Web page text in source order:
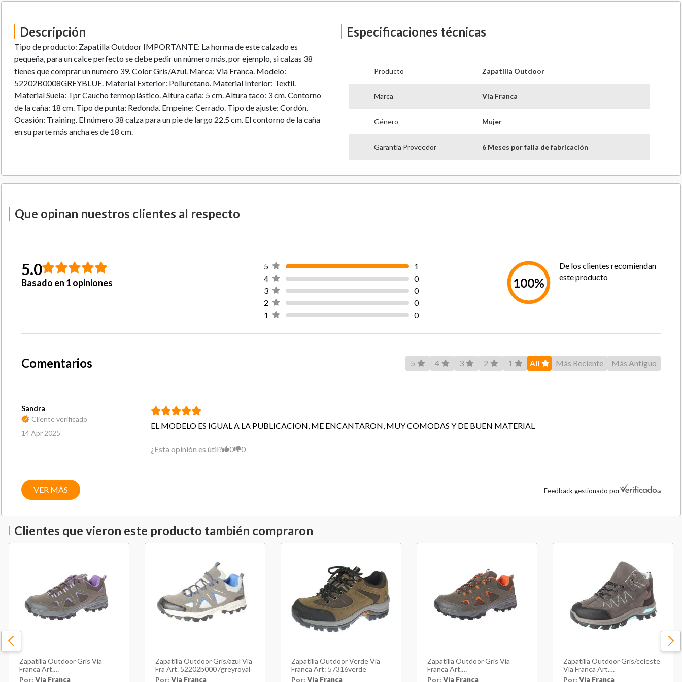
Descripción
Tipo de producto: Zapatilla Outdoor IMPORTANTE: La horma de este calzado es
pequeña, para un calce perfecto se debe pedir un número más, por ejemplo, si calzas 38
tienes que comprar un numero 39. Color Gris/Azul. Marca: Via Franca. Modelo:
52202B0008GREYBLUE. Material Exterior: Poliuretano. Material Interior: Textil.
Material Suela: Tpr Caucho termoplástico. Altura caña: 5 cm. Altura taco: 3 cm. Contorno
de la caña: 18 cm. Tipo de punta: Redonda. Empeine: Cerrado. Tipo de ajuste: Cordón.
Ocasión: Training. El número 38 calza para un pie de largo 22,5 cm. El contorno de la caña
en su parte más ancha es de 18 cm.
Especificaciones técnicas
Producto Zapatilla Outdoor
Marca Vía Franca
Género Mujer
Garantía Proveedor 6 Meses por falla de fabricación
Que opinan nuestros clientes al respecto
5.0
Basado en 1 opiniones
1 0
2 0
3 0
4 0
5 1
100%
De los clientes recomiendan
este producto
Comentarios 5 4 3 2 1 All Más Reciente Más Antiguo
Sandra
Cliente verificado
14 Apr 2025
EL MODELO ES IGUAL A LA PUBLICACION, ME ENCANTARON, MUY COMODAS Y DE BUEN MATERIAL
¿Esta opinión es útil? 0 0
VER MÁS Feedback gestionado por
Clientes que vieron este producto también compraron
Zapatilla Outdoor Gris Vía
Franca Art.
52202b0008greypurple
Por: Vía Franca
Zapatilla Outdoor Gris/azul Vía
Fra Art. 52202b0007greyroyal
Por: Vía Franca
Zapatilla Outdoor Verde Via
Franca Art: 57316verde
Por: Vía Franca
Zapatilla Outdoor Gris Vía
Franca Art.
52202b0008greyorange
Por: Vía Franca
Zapatilla Outdoor Gris/celeste
Vía Franca Art.
52203b0075greylblue
Por: Vía Franca